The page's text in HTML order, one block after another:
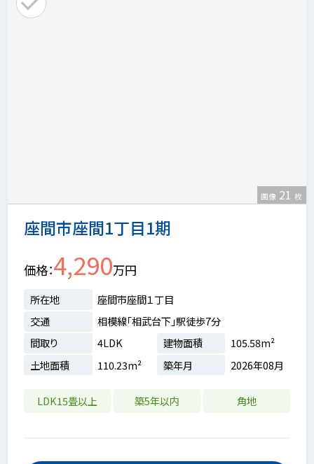
座間市座間1丁目1期
画像 21 枚
価格 4,290万円
所在地
座間市座間１丁目
交通
相模線「相武台下」駅徒歩7分
間取り
4LDK 建物面積
105.58m²
土地面積
110.23m² 築年月 2026年08月
LDK15畳以上 築5年以内 角地